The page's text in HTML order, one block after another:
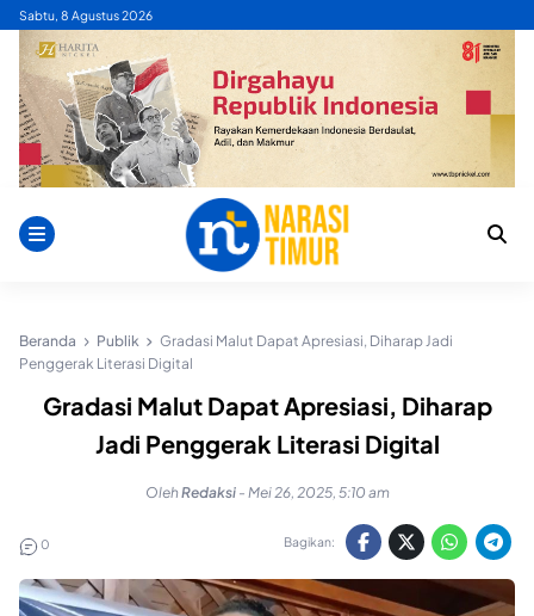
Skip
content
Sabtu, 8 Agustus 2026
Beranda Publik
Gradasi Malut Dapat Apresiasi, Diharap Jadi
Penggerak Literasi Digital
Gradasi Malut Dapat Apresiasi, Diharap
Jadi Penggerak Literasi Digital
OlehRedaksi - Mei 26, 2025, 5:10 am
0 Bagikan: